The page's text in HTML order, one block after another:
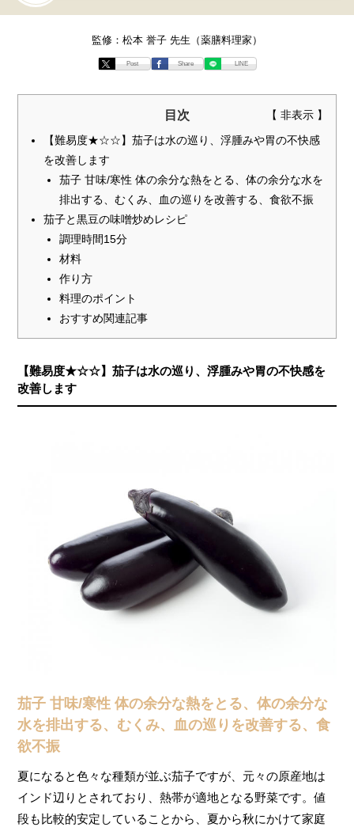
監修：松本 誉子 先生（薬膳料理家）
Post Share LINE
目次
【難易度★☆☆】茄子は水の巡り、浮腫みや胃の不快感
を改善します
茄子 甘味/寒性 体の余分な熱をとる、体の余分な水を
排出する、むくみ、血の巡りを改善する、食欲不振
茄子と黒豆の味噌炒めレシピ
調理時間15分
材料
作り方
料理のポイント
おすすめ関連記事
【難易度★☆☆】茄子は水の巡り、浮腫みや胃の不快感を
改善します
茄子 甘味/寒性 体の余分な熱をとる、体の余分な
水を排出する、むくみ、血の巡りを改善する、食
欲不振
夏になると色々な種類が並ぶ茄子ですが、元々の原産地は
インド辺りとされており、熱帯が適地となる野菜です。値
段も比較的安定していることから、夏から秋にかけて家庭